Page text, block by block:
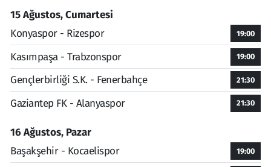
15 Ağustos, Cumartesi
Konyaspor - Rizespor
19:00
Kasımpaşa - Trabzonspor 19:00
Gençlerbirliği S.K. - Fenerbahçe 21:30
Gaziantep FK - Alanyaspor 21:30
16 Ağustos, Pazar
Başakşehir - Kocaelispor
19:00